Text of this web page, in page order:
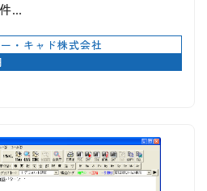
…
・キャド株式会社